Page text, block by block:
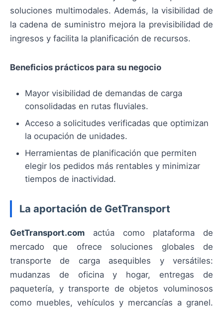
soluciones multimodales. Además, la visibilidad de
la cadena de suministro mejora la previsibilidad de
ingresos y facilita la planificación de recursos.
Beneficios prácticos para su negocio
Mayor visibilidad de demandas de carga
consolidadas en rutas fluviales.
Acceso a solicitudes verificadas que optimizan
la ocupación de unidades.
Herramientas de planificación que permiten
elegir los pedidos más rentables y minimizar
tiempos de inactividad.
La aportación de GetTransport
GetTransport.com actúa como plataforma de
mercado que ofrece soluciones globales de
transporte de carga asequibles y versátiles:
mudanzas de oficina y hogar, entregas de
paquetería, y transporte de objetos voluminosos
como muebles, vehículos y mercancías a granel.